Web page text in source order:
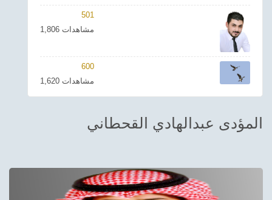
ترفيهي
Asian
Foreign
Sudani tones
501
1,806 مشاهدات
600
1,620 مشاهدات
المؤدى عبدالهادي القحطاني